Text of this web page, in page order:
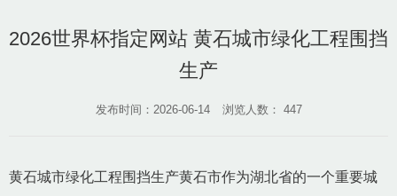
2026世界杯指定网站 黄石城市绿化工程围挡
生产
发布时间：2026-06-14 浏览人数： 447
黄石城市绿化工程围挡生产黄石市作为湖北省的一个重要城